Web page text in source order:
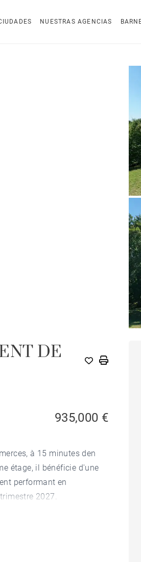
NUESTRAS AGENCIAS
DE
935,000 €
à 15 minutes den
étage, il bénéficie d'une
performant en
2027.